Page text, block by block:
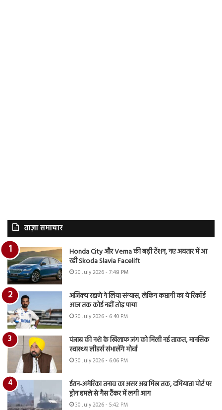
ताज़ा समाचार
Honda City और Verna की बढ़ी टेंशन, नए अवतार में आ
रही Skoda Slavia Facelift
30 July 2026 - 7:48 PM
अजिंक्य रहाणे ने लिया संन्यास, लेकिन कप्तानी का ये रिकॉर्ड
आज तक कोई नहीं तोड़ पाया
30 July 2026 - 6:40 PM
पंजाब की नशे के खिलाफ जंग को मिली नई ताकत, मानसिक
स्वास्थ्य लीडर्स संभालेंगे मोर्चा
30 July 2026 - 6:06 PM
ईरान-अमेरिका तनाव का असर अब मिस्र तक, दमियाता पोर्ट पर
ड्रोन हमले से गैस टैंकर में लगी आग
30 July 2026 - 5:42 PM